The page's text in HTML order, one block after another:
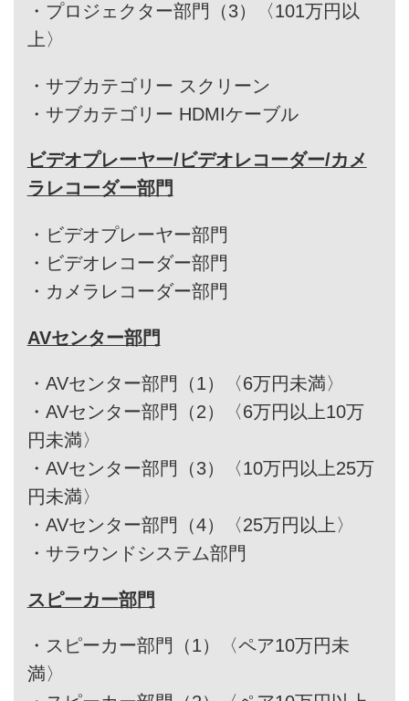
・ プロジェクター部門（3）〈101万円以
上〉
・ サブカテゴリー スクリーン
・ サブカテゴリー HDMIケーブル
ビデオプレーヤー/ビデオレコーダー/カメ
ラレコーダー部門
・ ビデオプレーヤー部門
・ ビデオレコーダー部門
・ カメラレコーダー部門
AVセンター部門
・ AVセンター部門（1）〈6万円未満〉
・ AVセンター部門（2）〈6万円以上10万
円未満〉
・ AVセンター部門（3）〈10万円以上25万
円未満〉
・ AVセンター部門（4）〈25万円以上〉
・ サラウンドシステム部門
スピーカー部門
・ スピーカー部門（1）〈ペア10万円未
満〉